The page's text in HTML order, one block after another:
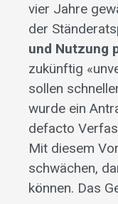
vier Jahre
der
und Nutzung
zukünftig
sollen
wurde ein
defacto
Mit diesem
schwächen,
können. Das